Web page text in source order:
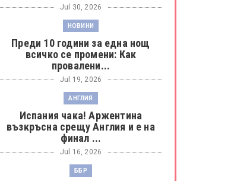
Jul 30, 2026
НОВИНИ
Преди 10 години за една нощ
всичко се промени: Как
провалени...
Jul 19, 2026
АНГЛИЯ
Испания чака! Аржентина
възкръсна срещу Англия и е на
финал ...
Jul 16, 2026
ББР